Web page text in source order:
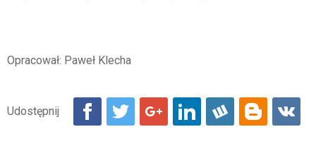
Opracował: Paweł Klecha